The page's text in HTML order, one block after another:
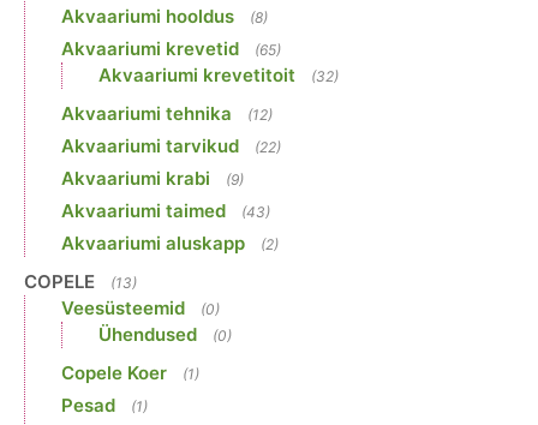
Akvaariumi hooldus (8)
Akvaariumi krevetid (65)
Akvaariumi krevetitoit (32)
Akvaariumi tehnika (12)
Akvaariumi tarvikud (22)
Akvaariumi krabi (9)
Akvaariumi taimed (43)
Akvaariumi aluskapp (2)
COPELE (13)
Veesüsteemid (0)
Ühendused (0)
Copele Koer (1)
Pesad (1)